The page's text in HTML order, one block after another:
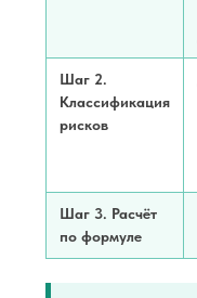
Шаг 2.
Классификация
рисков
Шаг 3. Расчёт
по формуле